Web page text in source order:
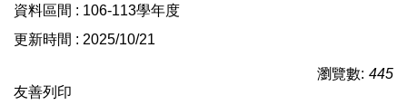
資料區間 : 106-113學年度
更新時間 : 2025/10/21
瀏覽數: 445
友善列印